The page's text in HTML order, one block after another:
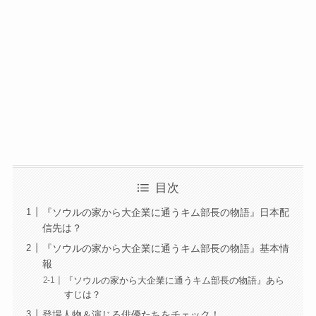
目次
『ソウルの家から大企業に通うキム部長の物語』日本配
信先は？
『ソウルの家から大企業に通うキム部長の物語』基本情
報
『ソウルの家から大企業に通うキム部長の物語』あら
すじは？